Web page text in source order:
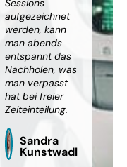
Sessions
aufgezeichnet
werden, kann
man abends
entspannt das
Nachholen, was
man verpasst
hat bei freier
Zeiteinteilung.
Sandra
Kunstwadl